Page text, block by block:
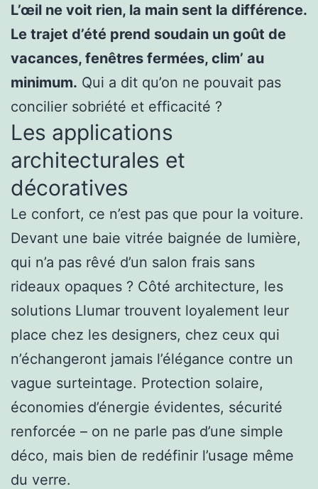
L’œil ne voit rien, la main sent la différence.
Le trajet d’été prend soudain un goût de
vacances, fenêtres fermées, clim’ au
minimum. Qui a dit qu’on ne pouvait pas
concilier sobriété et efficacité ?
Les applications
architecturales et
décoratives
Le confort, ce n’est pas que pour la voiture.
Devant une baie vitrée baignée de lumière,
qui n’a pas rêvé d’un salon frais sans
rideaux opaques ? Côté architecture, les
solutions Llumar trouvent loyalement leur
place chez les designers, chez ceux qui
n’échangeront jamais l’élégance contre un
vague surteintage. Protection solaire,
économies d’énergie évidentes, sécurité
renforcée – on ne parle pas d’une simple
déco, mais bien de redéfinir l’usage même
du verre.